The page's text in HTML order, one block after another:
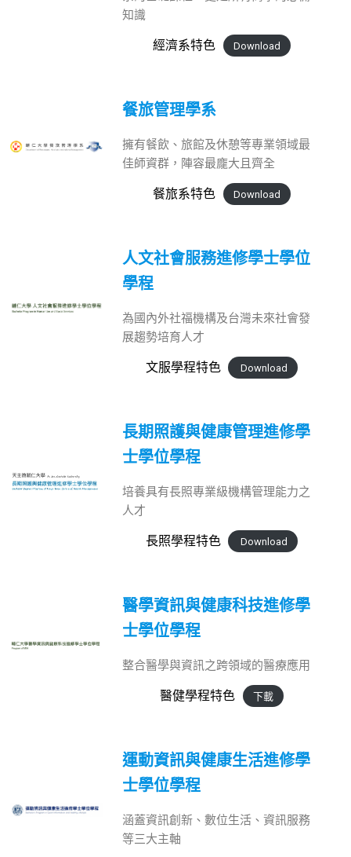
知識
經濟系特色 Download
餐旅管理學系
擁有餐飲、旅館及休憩等專業領域最
佳師資群，陣容最龐大且齊全
餐旅系特色 Download
人文社會服務進修學士學位
學程
為國內外社福機構及台灣未來社會發
展趨勢培育人才
文服學程特色 Download
長期照護與健康管理進修學
士學位學程
培養具有長照專業級機構管理能力之
人才
長照學程特色 Download
醫學資訊與健康科技進修學
士學位學程
整合醫學與資訊之跨領域的醫療應用
醫健學程特色 下載
運動資訊與健康生活進修學
士學位學程
涵蓋資訊創新、數位生活、資訊服務
等三大主軸